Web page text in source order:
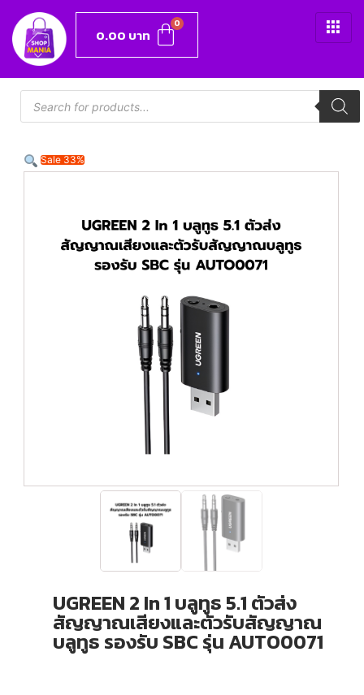
0.00 บาท
Sale 33%
UGREEN 2 In 1 บลูทูธ 5.1 ตัวส่ง
สัญญาณเสียงและตัวรับสัญญาณ
บลูทูธ รองรับ SBC รุ่น AUTO0071